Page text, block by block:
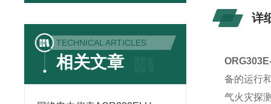
TECHNICAL ARTICLES
相关文章
详
备的运行
气火灾探